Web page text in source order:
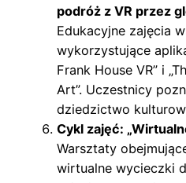
podróż z VR przez
Edukacyjne zajęcia
wykorzystujące
Frank House VR” i
Art”. Uczestnicy
dziedzictwo
Cykl zajęć:
Warsztaty
wirtualne wycieczki